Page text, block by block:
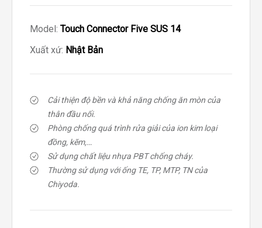
Model: Touch Connector Five SUS 14
Xuất xứ: Nhật Bản
Cải thiện độ bền và khả năng chống ăn mòn của
thân đầu nối.
Phòng chống quá trình rửa giải của ion kim loại
đồng, kẽm,…
Sử dụng chất liệu nhựa PBT chống cháy.
Thường sử dụng với ống TE, TP, MTP, TN của
Chiyoda.